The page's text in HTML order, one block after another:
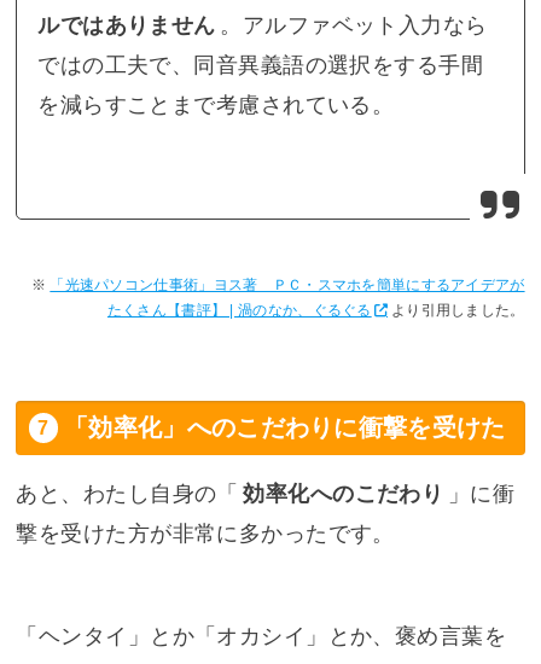
ルではありません 。アルファベット入力なら
ではの工夫で、同音異義語の選択をする手間
を減らすことまで考慮されている。
「光速パソコン仕事術」ヨス著 ＰＣ・スマホを簡単にするアイデアが
たくさん【書評】 | 渦のなか、ぐるぐる
より引用しました。
「効率化」へのこだわりに衝撃を受けた
あと、わたし自身の「 効率化へのこだわり
」に衝
撃を受けた方が非常に多かったです。
「ヘンタイ」とか「オカシイ」とか、褒め言葉を